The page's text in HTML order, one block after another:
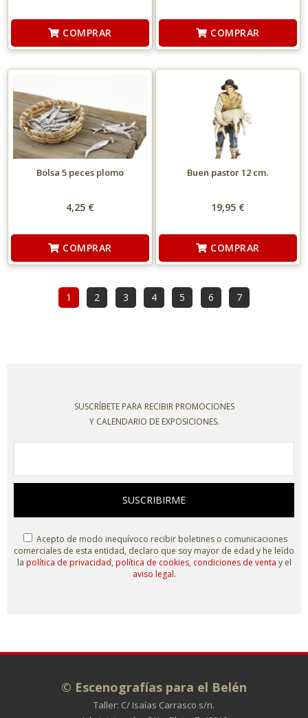
COMPRAR COMPRAR
Bolsa 5 peces plomo
4,25 €
COMPRAR
Buen pastor 12 cm.
19,95 €
COMPRAR
1 2 3 4 5 6 7
SUSCRÍBETE PARA RECIBIR PROMOCIONES
Y CALENDARIO DE EXPOSICIONES.
SUSCRIBIRME
Acepto de modo inequívoco recibir boletines o comunicaciones
comerciales de esta entidad, declaro que soy mayor de edad y he leído
la política de privacidad, política de cookies, condiciones de venta y el
aviso legal.
© Escenografías para el Belén
Taller: C/ Isaías Carrasco s/n.